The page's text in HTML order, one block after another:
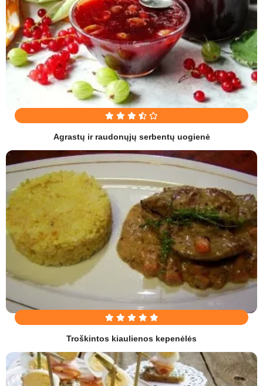
Agrastų ir raudonųjų serbentų uogienė
Troškintos kiaulienos kepenėlės